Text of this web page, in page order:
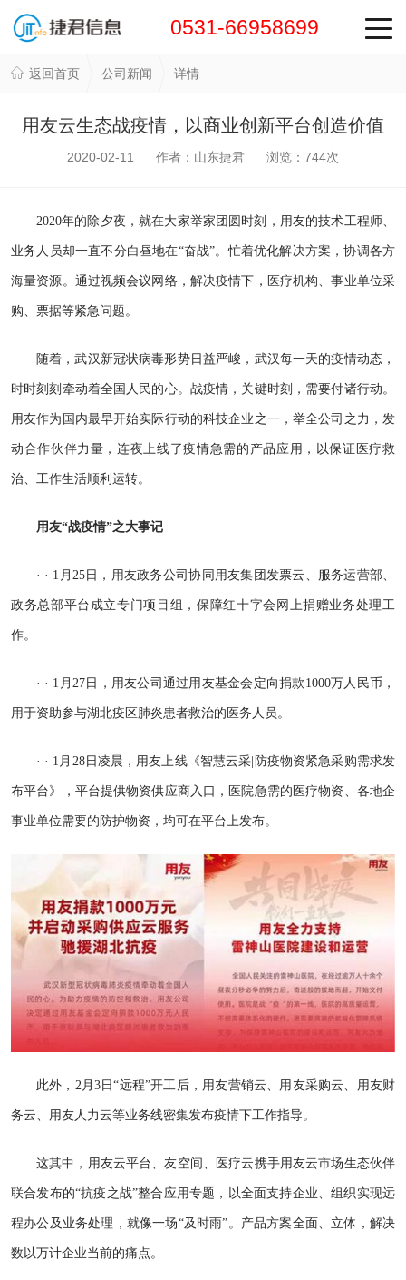
0531-66958699
返回首页 公司新闻 详情
用友云生态战疫情，以商业创新平台创造价值
2020-02-11 作者：山东捷君 浏览： 744次
2020年的除夕夜，就在大家举家团圆时刻，用友的技术工程师、
业务人员却一直不分白昼地在“奋战”。忙着优化解决方案，协调各方
海量资源。通过视频会议网络，解决疫情下，医疗机构、事业单位采
购、票据等紧急问题。
随着，武汉新冠状病毒形势日益严峻，武汉每一天的疫情动态，
时时刻刻牵动着全国人民的心。战疫情，关键时刻，需要付诸行动。
用友作为国内最早开始实际行动的科技企业之一，举全公司之力，发
动合作伙伴力量，连夜上线了疫情急需的产品应用，以保证医疗救
治、工作生活顺利运转。
用友“战疫情”之大事记
· · 1月25日， 用友政务公司协同用友集团发票云、服务运营部、
政务总部平台成立专门项目组，保障红十字会网上捐赠业务处理工
作。
· · 1月27日，用友公司通过用友基金会定向捐款1000万人民币，
用于资助参与湖北疫区肺炎患者救治的医务人员。
· · 1月28日凌晨，用友上线《智慧云采|防疫物资紧急采购需求发
布平台》，平台提供物资供应商入口，医院急需的医疗物资、各地企
事业单位需要的防护物资，均可在平台上发布。
此外，2月3日“远程”开工后，用友营销云、用友采购云、用友财
务云、用友人力云等业务线密集发布疫情下工作指导。
这其中，用友云平台、友空间、医疗云携手用友云市场生态伙伴
联合发布的“抗疫之战”整合应用专题，以全面支持企业、组织实现远
程办公及业务处理，就像一场“及时雨”。产品方案全面、立体，解决
数以万计企业当前的痛点。